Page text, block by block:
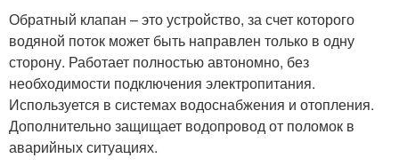
Обратный клапан – это устройство, за счет которого
водяной поток может быть направлен только в одну
сторону. Работает полностью автономно, без
необходимости подключения электропитания.
Используется в системах водоснабжения и отопления.
Дополнительно защищает водопровод от поломок в
аварийных ситуациях.